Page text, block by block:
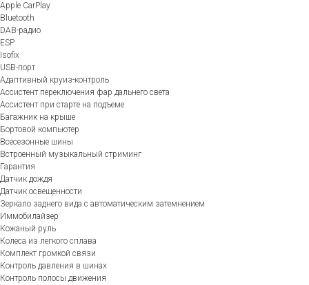
Apple CarPlay
Bluetooth
DAB-радио
ESP
Isofix
USB-порт
Адаптивный круиз-контроль
Ассистент переключения фар дальнего света
Ассистент при старте на подъеме
Багажник на крыше
Бортовой компьютер
Всесезонные шины
Встроенный музыкальный стриминг
Гарантия
Датчик дождя
Датчик освещенности
Зеркало заднего вида с автоматическим затемнением
Иммобилайзер
Кожаный руль
Колеса из легкого сплава
Комплект громкой связи
Контроль давления в шинах
Контроль полосы движения